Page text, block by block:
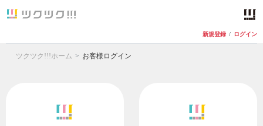
新規登録 / ログイン
ツクツク!!!ホーム お客様ログイン